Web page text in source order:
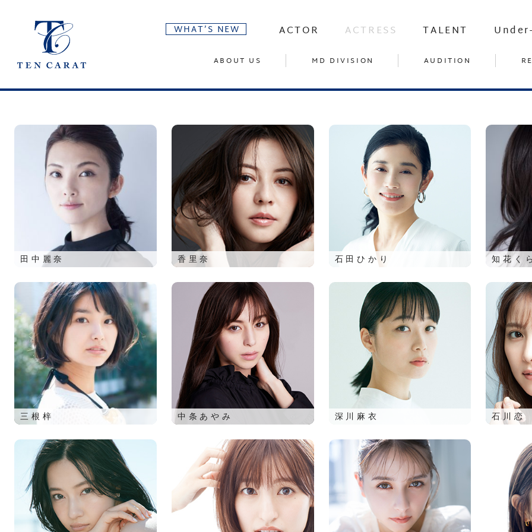
WHAT’S NEW ACTOR ACTRESS TALENT
ABOUT US MD DIVISION AUDITION
田中麗奈 香里奈 石田ひかり 知花く
三根梓 中条あやみ 深川麻衣 石川恋